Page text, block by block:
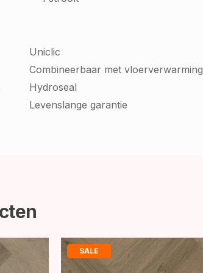
Uniclic
Combineerbaar met vloerverwarming
Hydroseal
Levenslange garantie
SALE